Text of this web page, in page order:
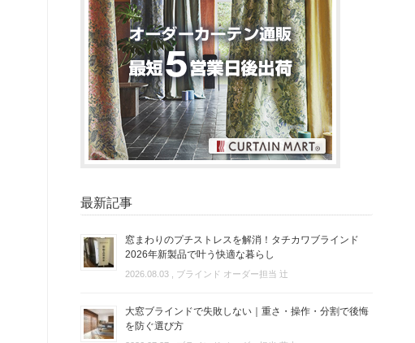
最新記事
窓まわりのプチストレスを解消！タチカワブラインド
2026年新製品で叶う快適な暮らし
2026.08.03 , ブラインド オーダー担当 辻
大窓ブラインドで失敗しない｜重さ・操作・分割で後悔
を防ぐ選び方